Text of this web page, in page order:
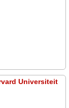
Universiteit